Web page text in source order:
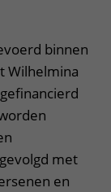
binnen
Wilhelmina
met
en